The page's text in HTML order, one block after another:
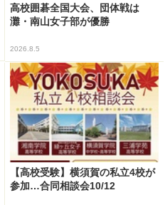
高校囲碁全国大会、団体戦は
灘・南山女子部が優勝
2026.8.5
【高校受験】横須賀の私立4校が
参加…合同相談会10/12